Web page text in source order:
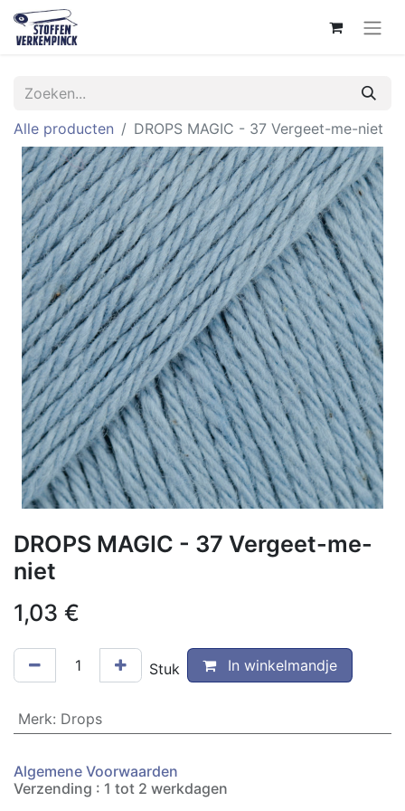
Alle producten DROPS MAGIC - 37 Vergeet-me-niet
DROPS MAGIC - 37 Vergeet-me-
niet
1,03 €
Stuk In winkelmandje
Merk: Drops
Algemene Voorwaarden
Verzending : 1 tot 2 werkdagen